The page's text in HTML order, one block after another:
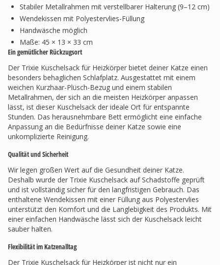
Stabiler Metallrahmen mit verstellbarer Halterung (9–12 cm)
Wendekissen mit Polyestervlies-Füllung
Handwäsche möglich
Maße: 45 × 13 × 33 cm
Ein gemütlicher Rückzugsort
Der Trixie Kuschelsack für Heizkörper bietet deiner Katze einen
besonders behaglichen Schlafplatz. Ausgestattet mit einem
weichen Kurzhaar-Plüsch-Bezug und einem stabilen
Metallrahmen, der sich an die meisten Heizkörper anpassen
lässt, ist dieser Kuschelsack der ideale Ort für entspannte
Stunden. Das herausnehmbare Bett ermöglicht eine einfache
Anpassung an die Bedürfnisse deiner Katze sowie eine
unkomplizierte Reinigung.
Qualität und Sicherheit
Wir legen großen Wert auf die Gesundheit deiner Katze.
Deshalb wurde der Trixie Kuschelsack auf Schadstoffe geprüft
und ist vollständig sicher für den langfristigen Gebrauch. Das
enthaltene Wendekissen mit einer Füllung aus Polyestervlies
unterstützt den Komfort und die Langlebigkeit des Produkts. Mit
einer einfachen Handwäsche lässt sich der Kuschelsack leicht
sauber halten.
Flexibilität im Katzenalltag
Der Trixie Kuschelsack für Heizkörper ist nicht nur ein